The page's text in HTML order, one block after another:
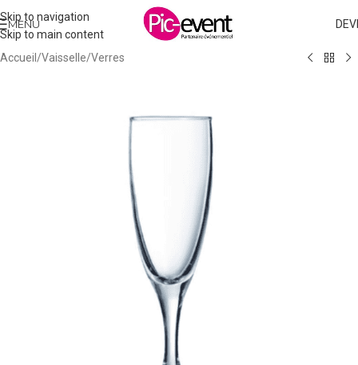
Skip to navigation
Skip to main content
MENU
Accueil /Vaisselle/Verres